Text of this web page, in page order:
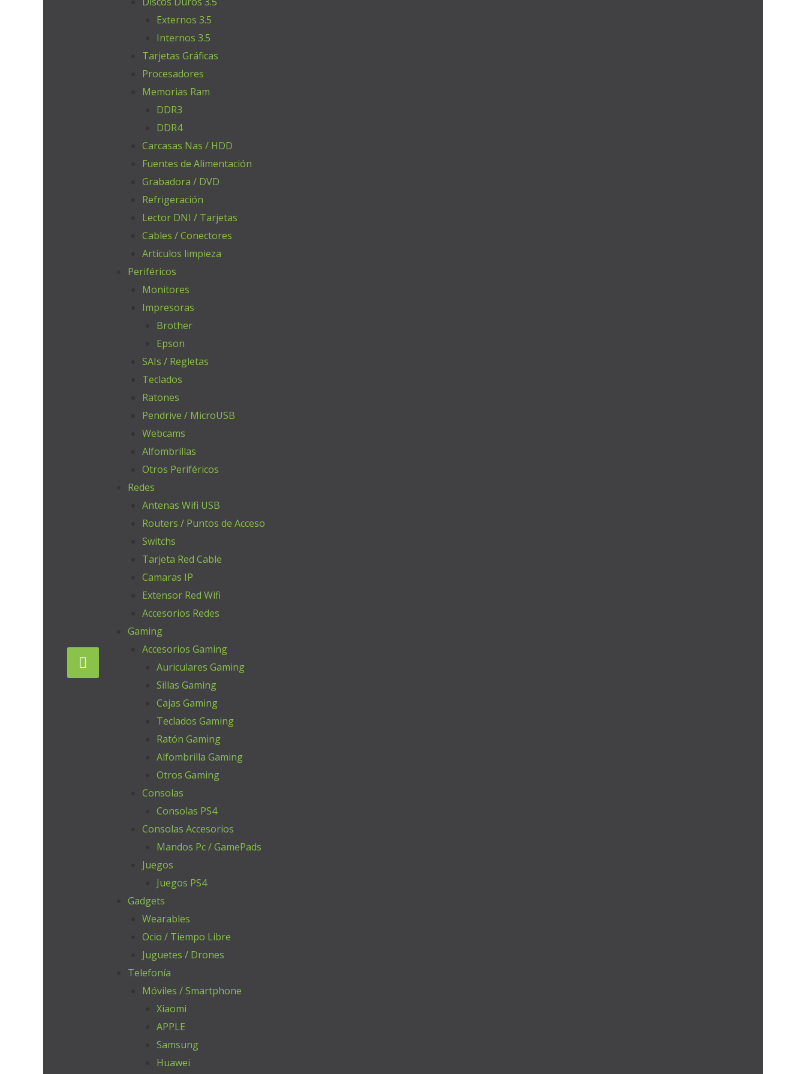
Externos 3.5
Internos 3.5
Tarjetas Gráficas
Procesadores
Memorias Ram
DDR3
DDR4
Carcasas Nas / HDD
Fuentes de Alimentación
Grabadora / DVD
Refrigeración
Lector DNI / Tarjetas
Cables / Conectores
Articulos limpieza
Periféricos
Monitores
Impresoras
Brother
Epson
SAIs / Regletas
Teclados
Ratones
Pendrive / MicroUSB
Webcams
Alfombrillas
Otros Periféricos
Redes
Antenas Wifi USB
Routers / Puntos de Acceso
Switchs
Tarjeta Red Cable
Camaras IP
Extensor Red Wifi
Accesorios Redes
Gaming
Accesorios Gaming
Auriculares Gaming
Sillas Gaming
Cajas Gaming
Teclados Gaming
Ratón Gaming
Alfombrilla Gaming
Otros Gaming
Consolas
Consolas PS4
Consolas Accesorios
Mandos Pc / GamePads
Juegos
Juegos PS4
Gadgets
Wearables
Ocio / Tiempo Libre
Juguetes / Drones
Telefonía
Móviles / Smartphone
Xiaomi
APPLE
Samsung
Huawei